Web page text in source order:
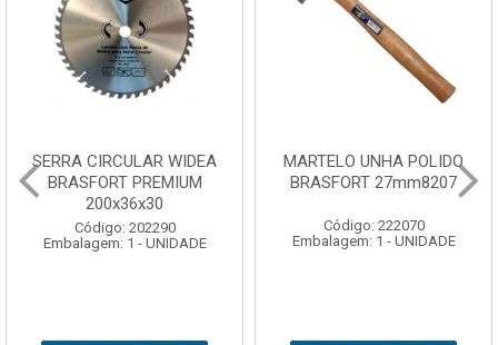
SERRA CIRCULAR WIDEA
BRASFORT PREMIUM
200x36x30
Código: 202290
Embalagem: 1 - UNIDADE
MARTELO UNHA POLIDO
BRASFORT 27mm8207
Código: 222070
Embalagem: 1 - UNIDADE